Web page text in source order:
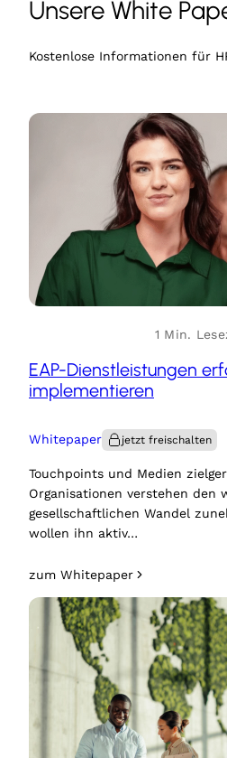
Unsere White
Kostenlose Informationen für
1 Min.
EAP-Dienstleistungen
implementieren
Whitepaper
Touchpoints und Medien
Organisationen verstehen den
gesellschaftlichen Wandel
wollen ihn aktiv…
zum Whitepaper